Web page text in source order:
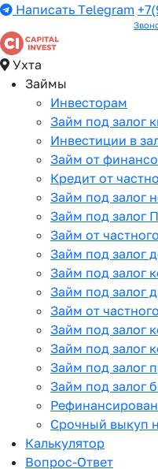
Написать Telegram
Ухта
Займы
Инвесторам
Займ под залог
Инвестиции в
Займ от
Кредит от
Займ под залог
Займ под залог
Займ от
Займ под залог
Займ под залог
Займ под залог
Займ от
Займ под залог
Займ под залог
Займ под залог
Займ под залог
Срочный выкуп
Калькулятор
Вопрос-Ответ